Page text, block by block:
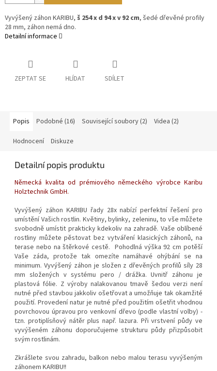
Vyvýšený záhon KARIBU, š 254 x d 94 x v 92 cm, šedé dřevěné profily
28 mm, záhon nemá dno.
Detailní informace
ZEPTAT SE HLÍDAT SDÍLET
Popis Podobné (16) Související soubory (2) Videa (2)
Hodnocení Diskuze
Detailní popis produktu
Německá kvalita od prémiového německého výrobce Karibu
Holztechnik GmbH.
Vyvýšený záhon KARIBU řady 28x nabízí perfektní řešení pro
umístění Vašich rostlin. Květiny, bylinky, zeleninu, to vše můžete
svobodně umístit prakticky kdekoliv na zahradě. Vaše oblíbené
rostliny můžete pěstovat bez vytváření klasických záhonů, na
terase nebo na štěrkové cestě. Pohodlná výška 92 cm potěší
Vaše záda, protože tak omezíte namáhavé ohýbání se na
minimum. Vyvýšený záhon je složen z dřevěných profilů síly 28
mm složených v systému pero / drážka. Uvnitř záhonu je
plastová fólie. Z výroby nalakovanou tmavě šedou verzi není
nutné před stavbou jakkoliv ošetřovat a umožňuje tak okamžité
použití. Provedení natur je nutné před použitím ošetřit vhodnou
povrchovou úpravou pro venkovní dřevo (podle vlastní volby) -
tzn. protiplísňový nátěr plus např. lazura. Při vrstvení půdy ve
vyvýšeném záhonu doporučujeme strukturu půdy přizpůsobit
svým rostlinám.
Zkrášlete svou zahradu, balkon nebo malou terasu vyvýšeným
záhonem KARIBU!!